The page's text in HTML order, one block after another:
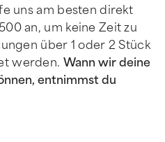
uns am besten direkt
an, um keine Zeit zu
über 1 oder 2 Stück
werden. Wann wir deine
entnimmst du